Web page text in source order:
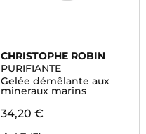
CHRISTOPHE ROBIN
PURIFIANTE
Gelée démêlante aux
mineraux marins
34,20 €